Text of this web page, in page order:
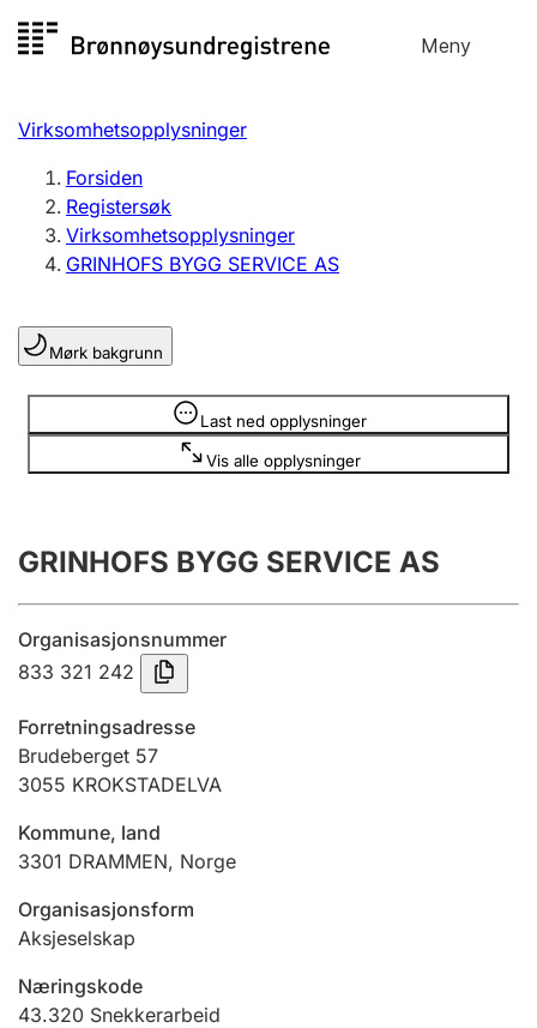
til
Meny
Registersøk
Aksjeselskap
Enkeltpersonforetak
Registrere, endre, slette
Lag og forening
Registrere, endre, slette
Årsregnskap
Innsending og forsinkelsesgebyr
Tinglysing
Jeger
Ektepaktveileder
Offentlig sektor
Virksomhetsopplysninger
Forsiden
Registersøk
Virksomhetsopplysninger
GRINHOFS BYGG SERVICE AS
Mørk bakgrunn
Last ned opplysninger
Vis alle opplysninger
Opplysninger er skjult
GRINHOFS BYGG SERVICE AS
Organisasjonsnummer
833 321 242
Forretningsadresse
Brudeberget 57
3055 KROKSTADELVA
Kommune, land
3301 DRAMMEN, Norge
Organisasjonsform
Aksjeselskap
Næringskode
43.320 Snekkerarbeid